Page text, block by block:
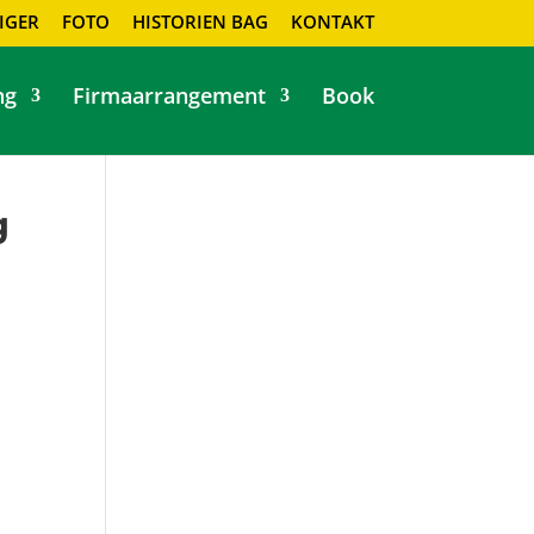
FOTO HISTORIEN BAG KONTAKT
Firmaarrangement Book